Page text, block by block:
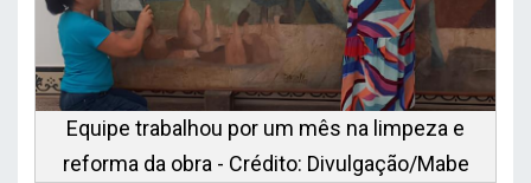
Equipe trabalhou por um mês na limpeza e
reforma da obra - Crédito: Divulgação/Mabe